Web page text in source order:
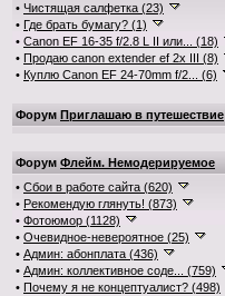
• Чистящая салфетка (23)
• Где брать бумагу? (1)
• Canon EF 16-35 f/2.8 L II или... (18)
• Продаю canon extender ef 2x III (8)
• Куплю Canon EF 24-70mm f/2... (6)
Форум Приглашаю в путешествие
Форум Флейм. Немодерируемое
• Сбои в работе сайта (620)
• Рекомендую глянуть! (873)
• Фотоюмор (1128)
• Очевидное-невероятное (25)
• Админ: абонплата (436)
• Админ: коллективное соде... (759)
• Почему я не концептуалист? (498)